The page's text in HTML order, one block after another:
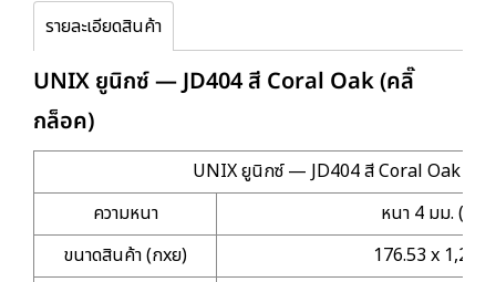
รายละเอียดสินค้า
UNIX ยูนิกซ์ — JD404 สี Coral Oak (คลิ๊
กล็อค)
UNIX ยูนิกซ์ — JD404 สี Coral Oak (ค
ความหนา
หนา 4 มม. (คลิ๊
ขนาดสินค้า (กxย)
176.53 x